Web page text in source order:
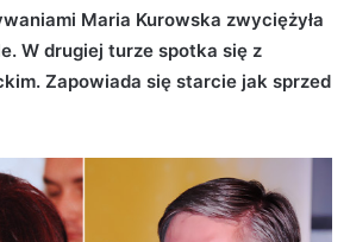
Maria Kurowska zwyciężyła
W drugiej turze spotka się z
Zapowiada się starcie jak sprzed